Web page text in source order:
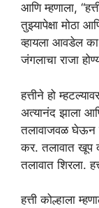
आणि म्हणाला,
तुझ्यापेक्षा मोठा
व्हायला आवडेल
जंगलाचा राजा
हत्तीने हो
अत्यानंद झाला
तलावाजवळ घेऊन
कर. तलावात खूप
तलावात शिरला.
हत्ती कोल्हाला